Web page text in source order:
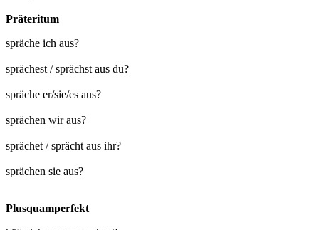
Präteritum
spräche ich aus?
sprächest / sprächst aus du?
spräche er/sie/es aus?
sprächen wir aus?
sprächet / sprächt aus ihr?
sprächen sie aus?
Plusquamperfekt